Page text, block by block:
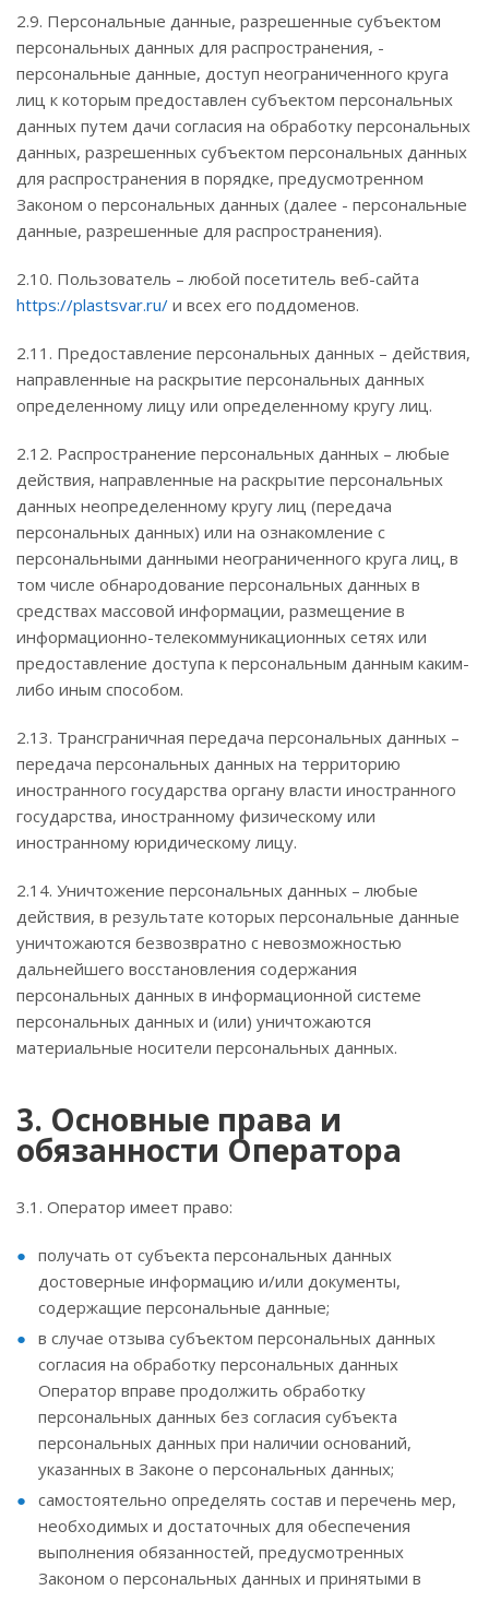
2.9. Персональные данные, разрешенные субъектом
персональных данных для распространения, -
персональные данные, доступ неограниченного круга
лиц к которым предоставлен субъектом персональных
данных путем дачи согласия на обработку персональных
данных, разрешенных субъектом персональных данных
для распространения в порядке, предусмотренном
Законом о персональных данных (далее - персональные
данные, разрешенные для распространения).
2.10. Пользователь – любой посетитель веб-сайта
https://plastsvar.ru/ и всех его поддоменов.
2.11. Предоставление персональных данных – действия,
направленные на раскрытие персональных данных
определенному лицу или определенному кругу лиц.
2.12. Распространение персональных данных – любые
действия, направленные на раскрытие персональных
данных неопределенному кругу лиц (передача
персональных данных) или на ознакомление с
персональными данными неограниченного круга лиц, в
том числе обнародование персональных данных в
средствах массовой информации, размещение в
информационно-телекоммуникационных сетях или
предоставление доступа к персональным данным каким-
либо иным способом.
2.13. Трансграничная передача персональных данных –
передача персональных данных на территорию
иностранного государства органу власти иностранного
государства, иностранному физическому или
иностранному юридическому лицу.
2.14. Уничтожение персональных данных – любые
действия, в результате которых персональные данные
уничтожаются безвозвратно с невозможностью
дальнейшего восстановления содержания
персональных данных в информационной системе
персональных данных и (или) уничтожаются
материальные носители персональных данных.
3. Основные права и
обязанности Оператора
3.1. Оператор имеет право:
получать от субъекта персональных данных
достоверные информацию и/или документы,
содержащие персональные данные;
в случае отзыва субъектом персональных данных
согласия на обработку персональных данных
Оператор вправе продолжить обработку
персональных данных без согласия субъекта
персональных данных при наличии оснований,
указанных в Законе о персональных данных;
самостоятельно определять состав и перечень мер,
необходимых и достаточных для обеспечения
выполнения обязанностей, предусмотренных
Законом о персональных данных и принятыми в